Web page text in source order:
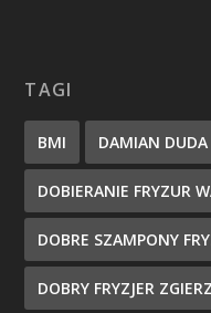
TAGI
BMI DAMIAN DUDA
DOBIERANIE FRYZUR
DOBRE SZAMPONY
DOBRY FRYZJER